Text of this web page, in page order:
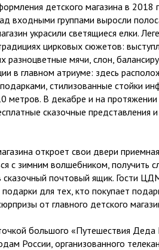
детского магазина в 2018
входными группами выросли
украсили светящиеся елки.
цирковых сюжетов:
разноцветные мячи, слон,
в главном атриуме: здесь
стилизованные стойки
метров. В декабре и на протяжении
сказочные представления и
откроет свои двери
с зимним волшебником, получить
почтовый ящик. Гости
для тех, кто покупает
от главного детского
большого «Путешествия
России, организованного